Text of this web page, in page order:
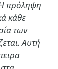
πρόληψη
κάθε
των
Αυτή